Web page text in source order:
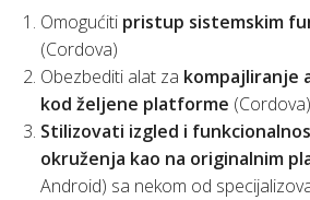
Omogućiti pristup sistemskim
(Cordova)
Obezbediti alat za kompajliranje
kod željene platforme (Cordova)
Stilizovati izgled i
okruženja kao na originalnim
Android) sa nekom od